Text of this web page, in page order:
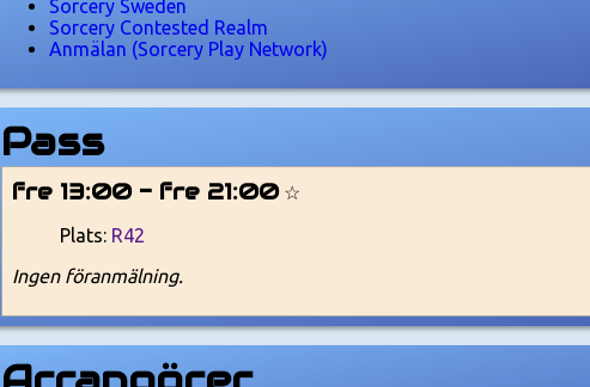
Sorcery Sweden
Sorcery Contested Realm
Anmälan (Sorcery Play Network)
Pass
fre 13:00 - fre 21:00 ☆
Plats: R42
Ingen föranmälning.